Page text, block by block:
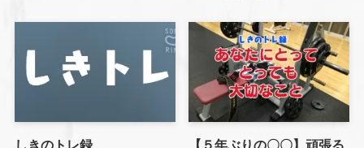
しきのトレ録
【５年ぶりの〇〇】頑張る